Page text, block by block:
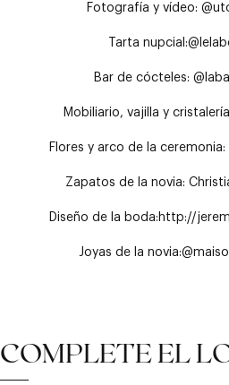
Fotografía y vídeo:
Tarta nupcial:
Bar de cócteles:
Mobiliario, vajilla y
Flores y arco de la ceremonia:
Zapatos de la novia:
Diseño de la boda: http://
Joyas de la novia:
COMPLETE EL